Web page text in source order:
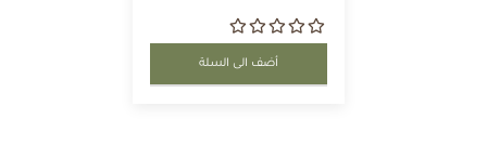
أضف الى السلة